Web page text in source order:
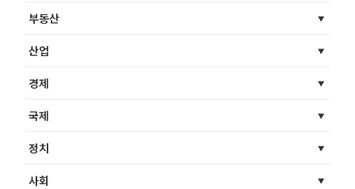
부동산
산업
경제
국제
정치
사회